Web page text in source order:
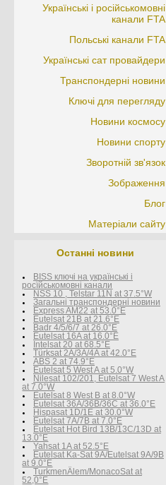
Українські і російськомовні
канали FTA
Польські канали FTA
Українські сат провайдери
Транспондерні новини
Ключі для перегляду
Новини космосу
Новини спорту
Зворотній зв'язок
Зображення
Блог
Матеріали сайту
Останні новини
BISS ключі на українські і
росїйськомовні канали
NSS 10 , Telstar 11N at 37.5°W
Загальні транспондерні новини
Express AM22 at 53.0°E
Eutelsat 21B at 21.6°E
Badr 4/5/6/7 at 26.0°E
Eutelsat 16A at 16.0°E
Intelsat 20 at 68.5°E
Türksat 2A/3A/4A at 42.0°E
ABS 2 at 74.9°E
Eutelsat 5 West A at 5.0°W
Nilesat 102/201, Eutelsat 7 West A
at 7.0°W
Eutelsat 8 West В at 8.0°W
Eutelsat 36A/36B/36C at 36.0°E
Hispasat 1D/1E at 30.0°W
Eutelsat 7A/7B at 7.0°E
Eutelsat Hot Bird 13B/13C/13D at
13.0°E
Yahsat 1A at 52.5°E
Eutelsat Ka-Sat 9A/Eutelsat 9A/9B
at 9.0°E
TurkmenÄlem/MonacoSat at
52,0°E